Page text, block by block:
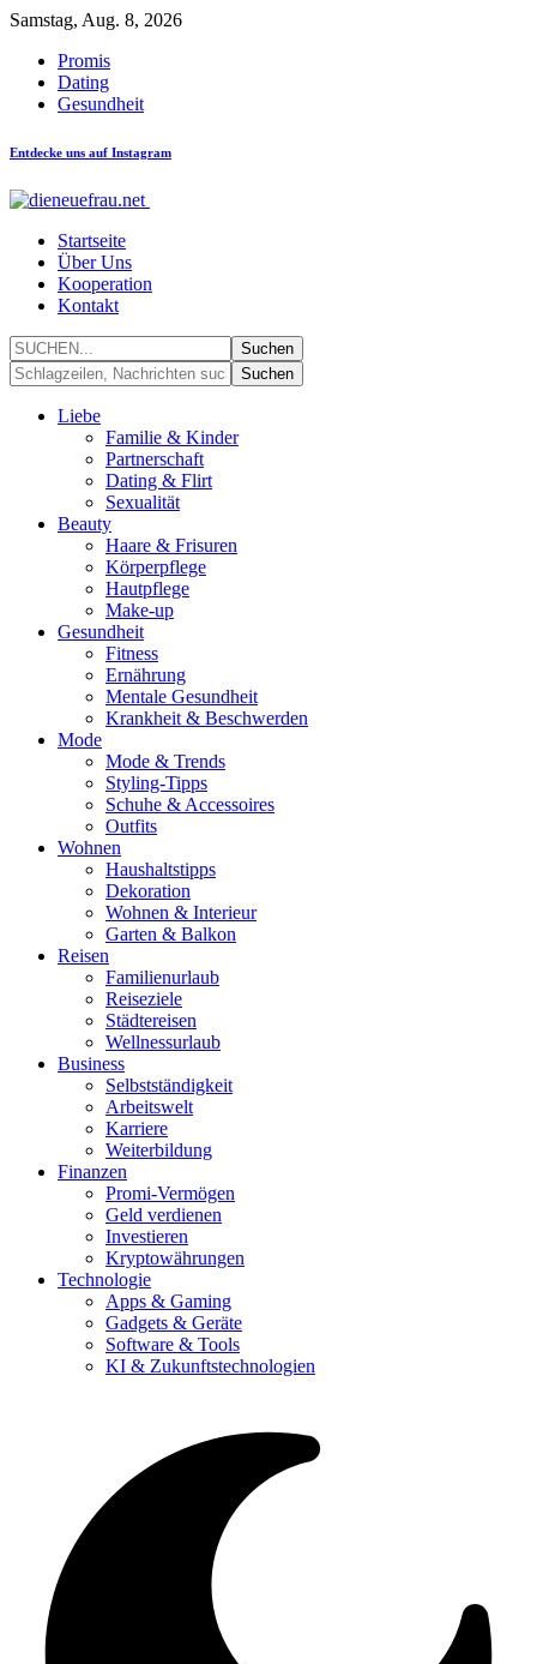
Samstag, Aug. 8, 2026
Promis
Dating
Gesundheit
Entdecke uns auf Instagram
Startseite
Über Uns
Kooperation
Kontakt
Liebe
Familie & Kinder
Partnerschaft
Dating & Flirt
Sexualität
Beauty
Haare & Frisuren
Körperpflege
Hautpflege
Make-up
Gesundheit
Fitness
Ernährung
Mentale Gesundheit
Krankheit & Beschwerden
Mode
Mode & Trends
Styling-Tipps
Schuhe & Accessoires
Outfits
Wohnen
Haushaltstipps
Dekoration
Wohnen & Interieur
Garten & Balkon
Reisen
Familienurlaub
Reiseziele
Städtereisen
Wellnessurlaub
Business
Selbstständigkeit
Arbeitswelt
Karriere
Weiterbildung
Finanzen
Promi-Vermögen
Geld verdienen
Investieren
Kryptowährungen
Technologie
Apps & Gaming
Gadgets & Geräte
Software & Tools
KI & Zukunftstechnologien